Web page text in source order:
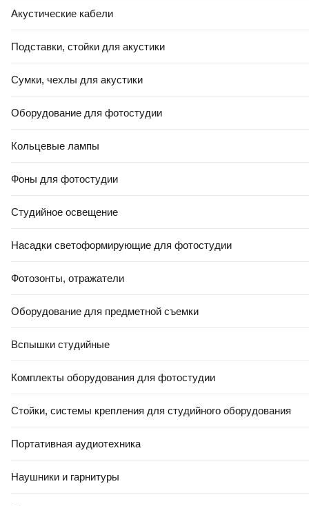
Акустические кабели
Подставки, стойки для акустики
Сумки, чехлы для акустики
Оборудование для фотостудии
Кольцевые лампы
Фоны для фотостудии
Студийное освещение
Насадки светоформирующие для фотостудии
Фотозонты, отражатели
Оборудование для предметной съемки
Вспышки студийные
Комплекты оборудования для фотостудии
Стойки, системы крепления для студийного оборудования
Портативная аудиотехника
Наушники и гарнитуры